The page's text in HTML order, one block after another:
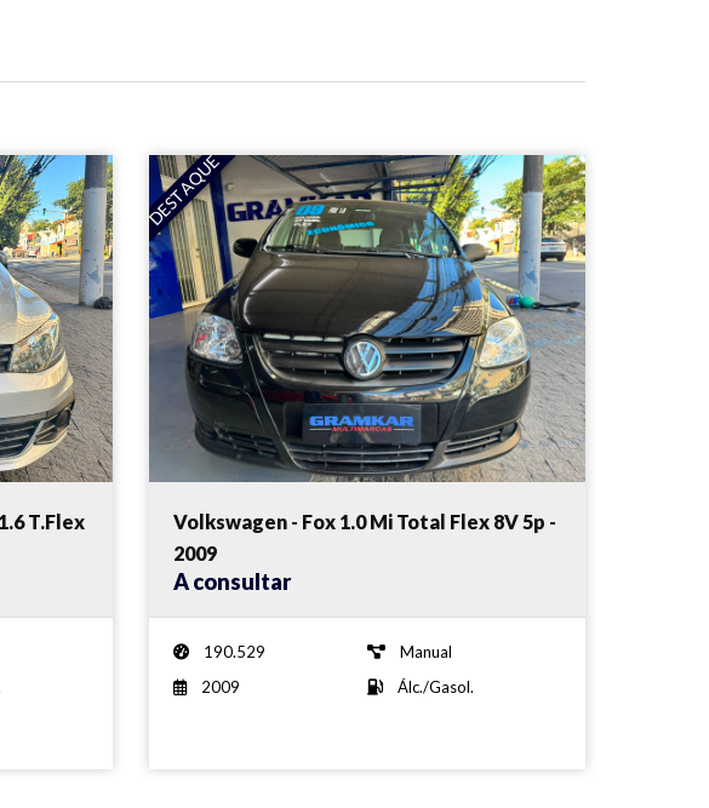
T.Flex
DESTAQUE
Volkswagen - Fox 1.0 Mi Total Flex 8V 5p -
2009
A consultar
190.529
Manual
2009
Álc./Gasol.